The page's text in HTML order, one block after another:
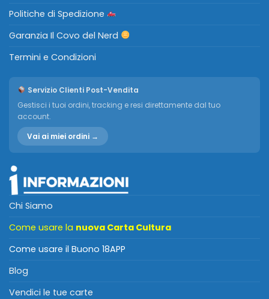
Politiche di Spedizione
Garanzia Il Covo del Nerd
Termini e Condizioni
Servizio Clienti Post-Vendita
Gestisci i tuoi ordini, tracking e resi direttamente dal tuo
account.
Vai ai miei ordini →
Chi Siamo
Come usare la nuova Carta Cultura
Come usare il Buono 18APP
Blog
Vendici le tue carte